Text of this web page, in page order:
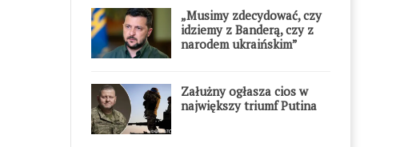
„Musimy zdecydować, czy
idziemy z Banderą, czy z
narodem ukraińskim”
Załużny ogłasza cios w
największy triumf Putina